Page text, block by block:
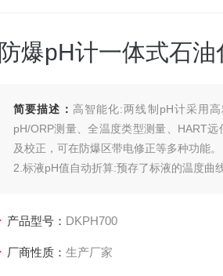
防爆pH计一体式石
简要描述： 高智能化:两线制pH计采用
pH/ORP测量、全温度类型测量、HART
及校正，可在防爆区带电修正等多种功能。
2.标液pH值自动折算:预存了标液的温度曲
产品型号： DKPH700
厂商性质： 生产厂家